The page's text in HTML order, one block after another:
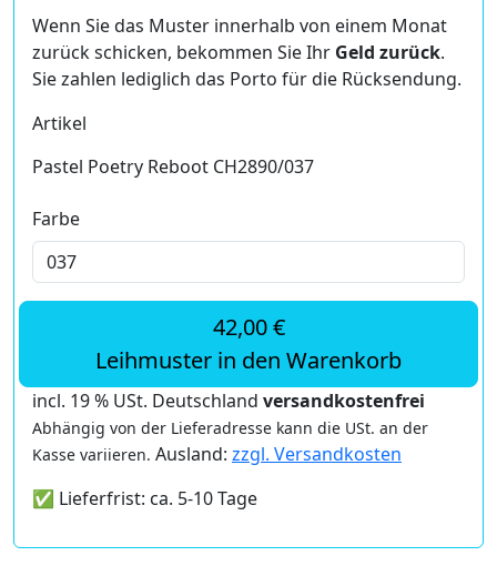
Wenn Sie das Muster innerhalb von einem Monat
zurück schicken, bekommen Sie Ihr Geld zurück.
Sie zahlen lediglich das Porto für die Rücksendung.
Artikel
Pastel Poetry Reboot CH2890/037
Farbe
42,00 €
Leihmuster in den Warenkorb
incl. 19 % USt. Deutschland versandkostenfrei
Abhängig von der Lieferadresse kann die USt. an der
Kasse variieren. Ausland: zzgl. Versandkosten
✅ Lieferfrist: ca. 5-10 Tage